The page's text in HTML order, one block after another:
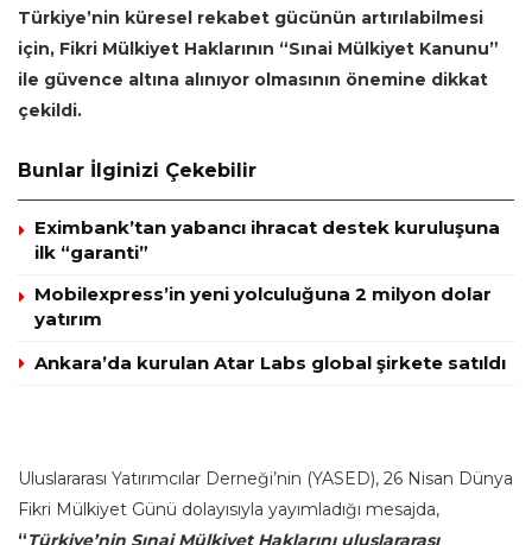
Türkiye’nin küresel rekabet gücünün artırılabilmesi
için, Fikri Mülkiyet Haklarının “Sınai Mülkiyet Kanunu”
ile güvence altına alınıyor olmasının önemine dikkat
çekildi.
Bunlar İlginizi Çekebilir
Eximbank’tan yabancı ihracat destek kuruluşuna
ilk “garanti”
Mobilexpress’in yeni yolculuğuna 2 milyon dolar
yatırım
Ankara’da kurulan Atar Labs global şirkete satıldı
Uluslararası Yatırımcılar Derneği’nin (YASED), 26 Nisan Dünya
Fikri Mülkiyet Günü dolayısıyla yayımladığı mesajda,